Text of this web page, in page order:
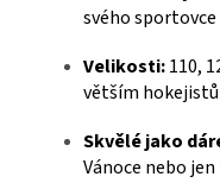
svého sportovce
Velikosti:110,
větším
Skvělé jako
Vánoce nebo